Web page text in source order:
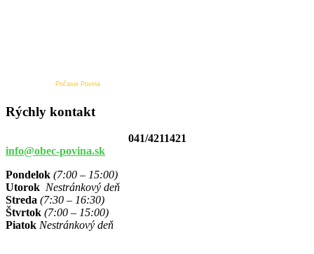
Počasie Povina
Rýchly kontakt
041/4211421
info@obec-povina.sk
Pondelok (7:00 – 15:00)
Utorok Nestránkový deň
Streda (7:30 – 16:30)
Štvrtok (7:00 – 15:00)
Piatok Nestránkový deň